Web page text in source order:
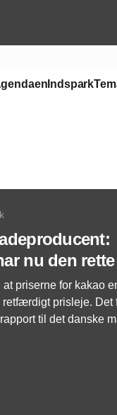
Indspark
nu den
at priserne for kakao
retfærdigt prisleje. Det
til det danske